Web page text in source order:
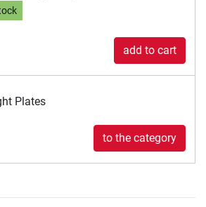
add to cart
Plates
to the category